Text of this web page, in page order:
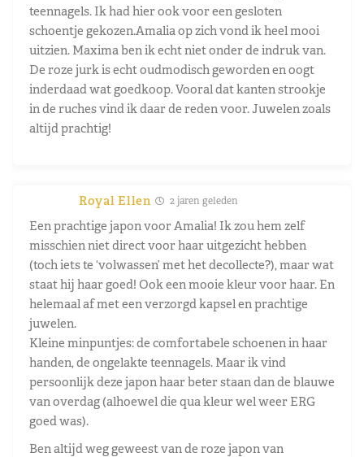
teennagels. Ik had hier ook voor een gesloten
schoentje gekozen.Amalia op zich vond ik heel mooi
uitzien. Maxima ben ik echt niet onder de indruk van.
De roze jurk is echt oudmodisch geworden en oogt
inderdaad wat goedkoop. Vooral dat kanten strookje
in de ruches vind ik daar de reden voor. Juwelen zoals
altijd prachtig!
Royal Ellen 2 jaren geleden
Een prachtige japon voor Amalia! Ik zou hem zelf
misschien niet direct voor haar uitgezicht hebben
(toch iets te ‘volwassen’ met het decollecte?), maar wat
staat hij haar goed! Ook een mooie kleur voor haar. En
helemaal af met een verzorgd kapsel en prachtige
juwelen.
Kleine minpuntjes: de comfortabele schoenen in haar
handen, de ongelakte teennagels. Maar ik vind
persoonlijk deze japon haar beter staan dan de blauwe
van overdag (alhoewel die qua kleur wel weer ERG
goed was).
Ben altijd weg geweest van de roze japon van